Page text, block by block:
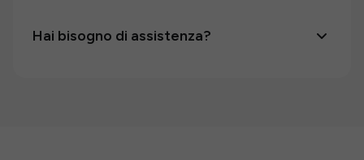
Hai bisogno di assistenza?